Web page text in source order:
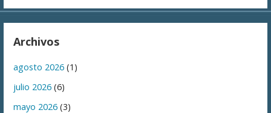
Archivos
agosto 2026 (1)
julio 2026 (6)
mayo 2026 (3)